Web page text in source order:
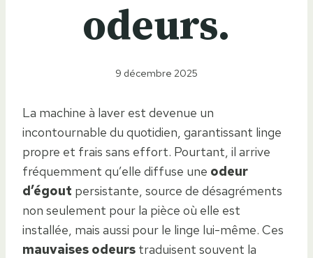
odeurs.
9 décembre 2025
La machine à laver est devenue un
incontournable du quotidien, garantissant linge
propre et frais sans effort. Pourtant, il arrive
fréquemment qu’elle diffuse une odeur
d’égout persistante, source de désagréments
non seulement pour la pièce où elle est
installée, mais aussi pour le linge lui-même. Ces
mauvaises odeurs traduisent souvent la